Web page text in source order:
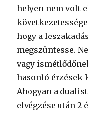
helyen nem volt
hogy a
megszüntesse.
vagy
hasonló érzések
Ahogyan a
elvégzése után 2